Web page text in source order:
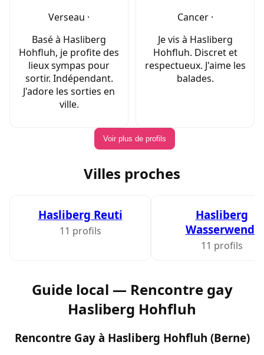
Verseau ·
Basé à Hasliberg
Hohfluh, je profite des
lieux sympas pour
sortir. Indépendant.
J'adore les sorties en
ville.
Cancer ·
Je vis à Hasliberg
Hohfluh. Discret et
respectueux. J'aime les
balades.
Voir plus de profils
Villes proches
Hasliberg Reuti
11 profils
Hasliberg
Wasserwendi
11 profils
Guide local — Rencontre gay
Hasliberg Hohfluh
Rencontre Gay à Hasliberg Hohfluh (Berne)